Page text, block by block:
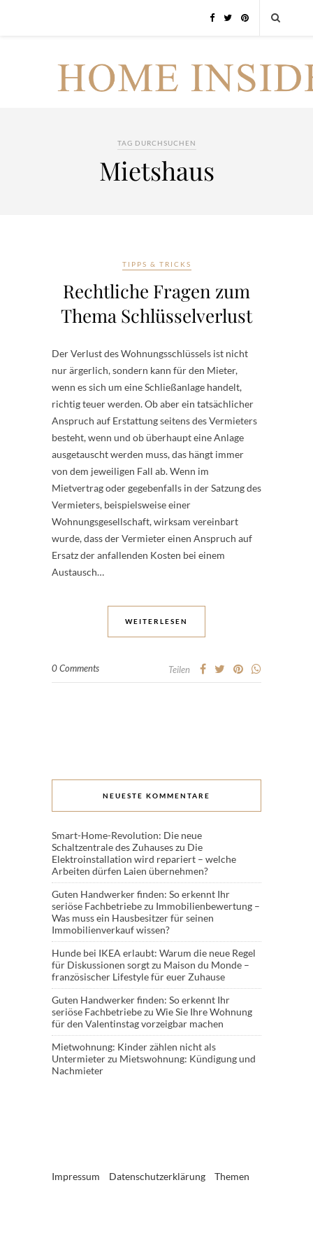
TAG DURCHSUCHEN
Mietshaus
TIPPS & TRICKS
Rechtliche Fragen zum
Thema Schlüsselverlust
Der Verlust des Wohnungsschlüssels ist nicht
nur ärgerlich, sondern kann für den Mieter,
wenn es sich um eine Schließanlage handelt,
richtig teuer werden. Ob aber ein tatsächlicher
Anspruch auf Erstattung seitens des Vermieters
besteht, wenn und ob überhaupt eine Anlage
ausgetauscht werden muss, das hängt immer
von dem jeweiligen Fall ab. Wenn im
Mietvertrag oder gegebenfalls in der Satzung des
Vermieters, beispielsweise einer
Wohnungsgesellschaft, wirksam vereinbart
wurde, dass der Vermieter einen Anspruch auf
Ersatz der anfallenden Kosten bei einem
Austausch…
WEITERLESEN
0 Comments Teilen
NEUESTE KOMMENTARE
Smart-Home-Revolution: Die neue
Schaltzentrale des Zuhauseszu Die
Elektroinstallation wird repariert – welche
Arbeiten dürfen Laien übernehmen?
Guten Handwerker finden: So erkennt Ihr
seriöse Fachbetriebezu Immobilienbewertung –
Was muss ein Hausbesitzer für seinen
Immobilienverkauf wissen?
Hunde bei IKEA erlaubt: Warum die neue Regel
für Diskussionen sorgtzu Maison du Monde –
französischer Lifestyle für euer Zuhause
Guten Handwerker finden: So erkennt Ihr
seriöse Fachbetriebezu Wie Sie Ihre Wohnung
für den Valentinstag vorzeigbar machen
Mietwohnung: Kinder zählen nicht als
Untermieterzu Mietswohnung: Kündigung und
Nachmieter
Impressum Datenschutzerklärung Themen